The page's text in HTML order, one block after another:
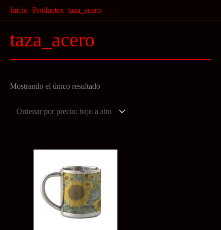
al
contenido
Inicio Productos taza_acero
taza_acero
Mostrando el único resultado